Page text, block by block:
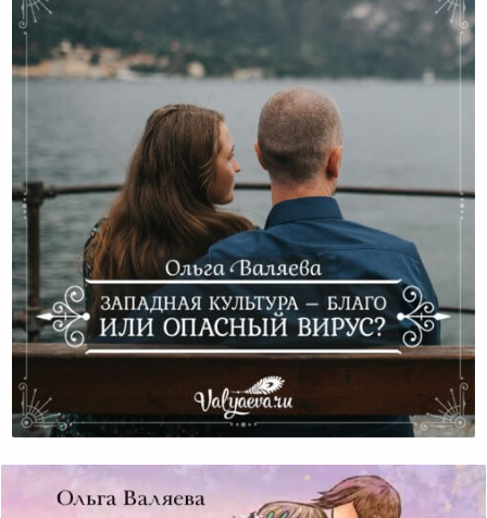
Западная Культура – Благо Или Опасный Вирус?